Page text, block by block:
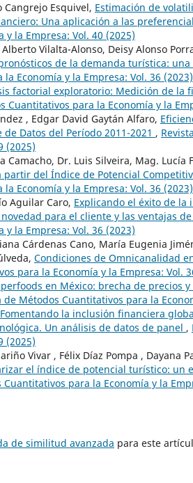
Cangrejo Esquivel, Estimación de
Una aplicación a las
la Empresa: Vol. 40 (2025)
Vilalta-Alonso, Deisy Alonso
de la demanda turística:
Economía y la Empresa: Vol. 36 (2023)
factorial exploratorio: Medición de la
Cuantitativos para la Economía y la
, Edgar David Gaytán Alfaro,
de Datos del Período 2011-2021 ,
(2025)
Camacho, Dr. Luis Silveira, Mag. Lucía
partir del Índice de Potencial
Economía y la Empresa: Vol. 36 (2023)
Aguilar Caro, Explicando el éxito de la
para el cliente y las ventajas
la Empresa: Vol. 36 (2023)
Cárdenas Cano, María Eugenia
Condiciones de Omnicanalidad
para la Economía y la Empresa: Vol.
en México: brecha de precios
de Métodos Cuantitativos para la
Fomentando la inclusión financiera
Un análisis de datos de panel ,
(2025)
Vivar , Félix Díaz Pompa , Dayana
el índice de potencial turístico: un
Cuantitativos para la Economía y la
de similitud avanzada para este